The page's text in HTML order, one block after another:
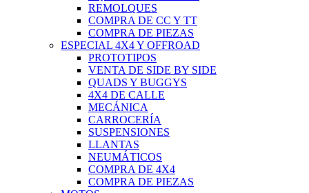
REMOLQUES
COMPRA DE CC Y TT
COMPRA DE PIEZAS
ESPECIAL 4X4 Y OFFROAD
PROTOTIPOS
VENTA DE SIDE BY SIDE
QUADS Y BUGGYS
4X4 DE CALLE
MECÁNICA
CARROCERÍA
SUSPENSIONES
LLANTAS
NEUMÁTICOS
COMPRA DE 4X4
COMPRA DE PIEZAS